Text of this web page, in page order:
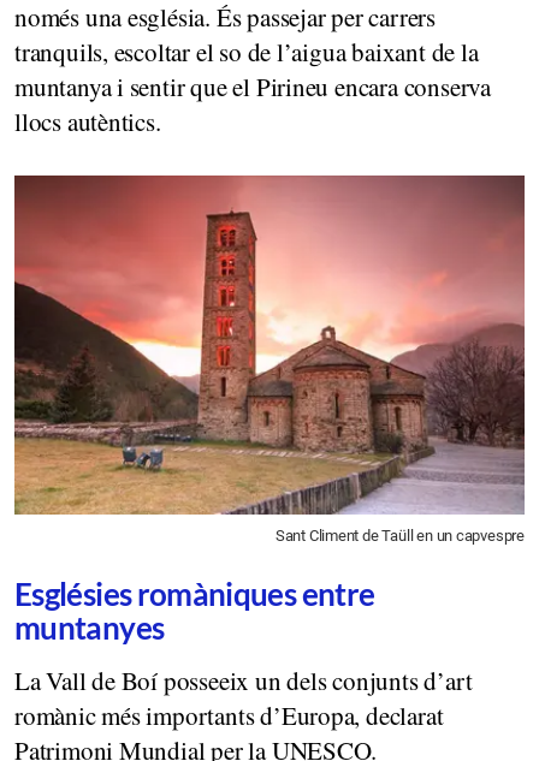
només una església. És passejar per carrers
tranquils, escoltar el so de l’aigua baixant de la
muntanya i sentir que el Pirineu encara conserva
llocs autèntics.
Sant Climent de Taüll en un capvespre
Esglésies romàniques entre
muntanyes
La Vall de Boí posseeix un dels conjunts d’art
romànic més importants d’Europa, declarat
Patrimoni Mundial per la UNESCO.